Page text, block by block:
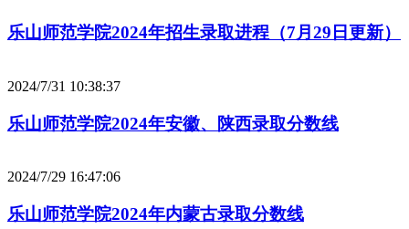
乐山师范学院2024年招生录取进程（7月29日更新）
2024/7/31 10:38:37
乐山师范学院2024年安徽、陕西录取分数线
2024/7/29 16:47:06
乐山师范学院2024年内蒙古录取分数线